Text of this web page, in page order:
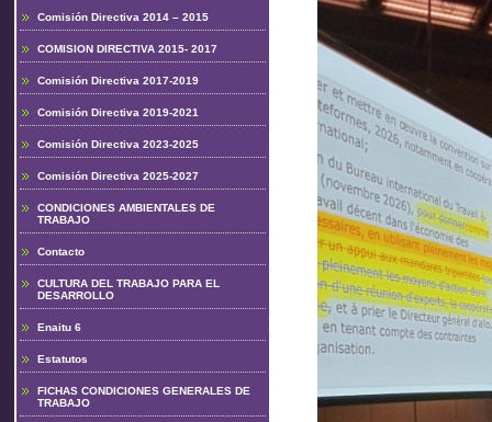
Comisión Directiva 2014 – 2015
COMISION DIRECTIVA 2015- 2017
Comisión Directiva 2017-2019
Comisión Directiva 2019-2021
Comisión Directiva 2023-2025
Comisión Directiva 2025-2027
CONDICIONES AMBIENTALES DE
TRABAJO
Contacto
CULTURA DEL TRABAJO PARA EL
DESARROLLO
Enaitu 6
Estatutos
FICHAS CONDICIONES GENERALES DE
TRABAJO